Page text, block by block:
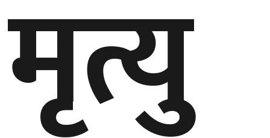
यूरोप
बेलायत